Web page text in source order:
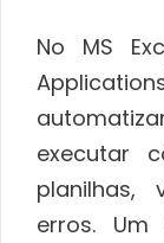
No MS
executar
planilhas,
erros.